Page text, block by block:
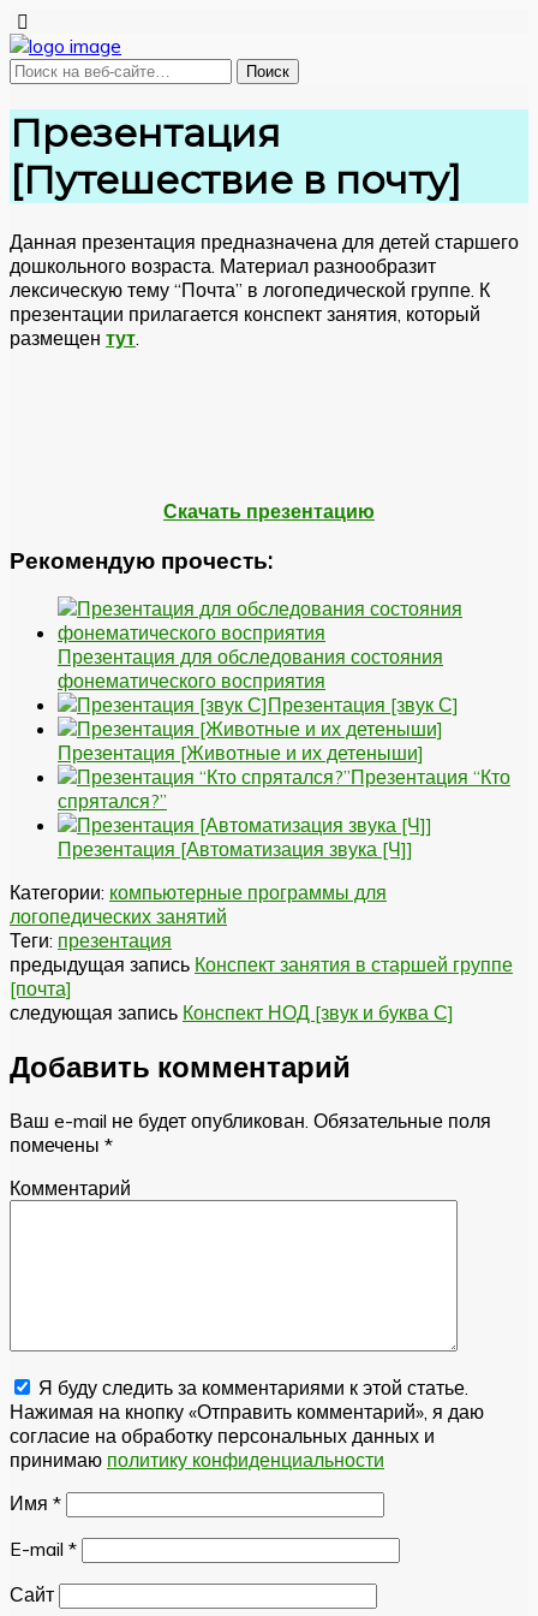
Презентация
[Путешествие в почту]
Данная презентация предназначена для детей старшего
дошкольного возраста. Материал разнообразит
лексическую тему “Почта” в логопедической группе. К
презентации прилагается конспект занятия, который
размещен тут
Скачать презентацию
Рекомендую прочесть:
Презентация для обследования состояния
фонематического восприятия
Презентация [звук С]
Презентация [Животные и их детеныши]
Презентация “Кто
спрятался?”
Презентация [Автоматизация звука [Ч]]
Категории: компьютерные программы для
логопедических занятий
Теги: презентация
предыдущая запись Конспект занятия в старшей группе
[почта]
следующая запись Конспект НОД [звук и буква С]
Добавить комментарий
Ваш e-mail не будет опубликован. Обязательные поля
помечены *
Комментарий
Я буду следить за комментариями к этой статье.
Нажимая на кнопку «Отправить комментарий», я даю
согласие на обработку персональных данных и
принимаю политику конфиденциальности
Имя *
E-mail *
Сайт